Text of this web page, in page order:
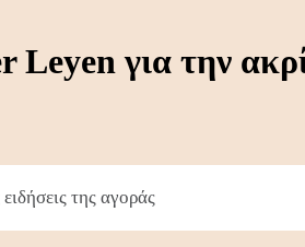
για την
της αγοράς